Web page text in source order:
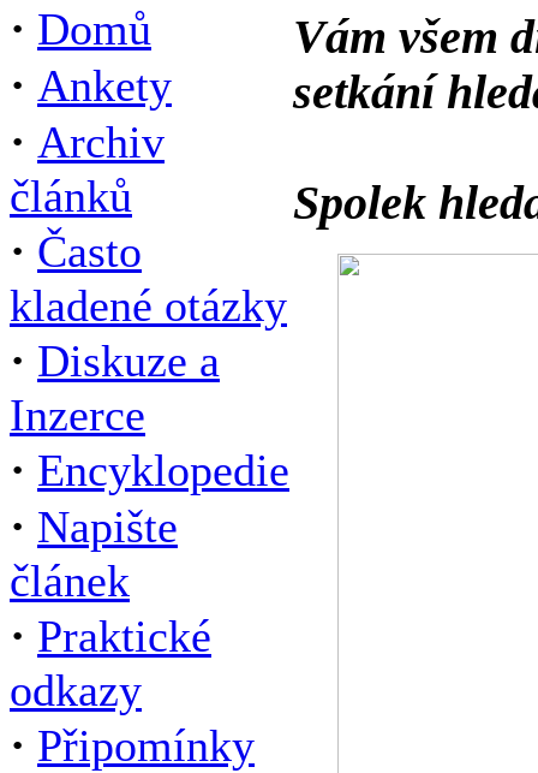
· Domů
· Ankety
· Archiv
článků
· Často
kladené otázky
· Diskuze a
Inzerce
· Encyklopedie
· Napište
článek
· Praktické
odkazy
· Připomínky
Vám všem
setkání
Spolek